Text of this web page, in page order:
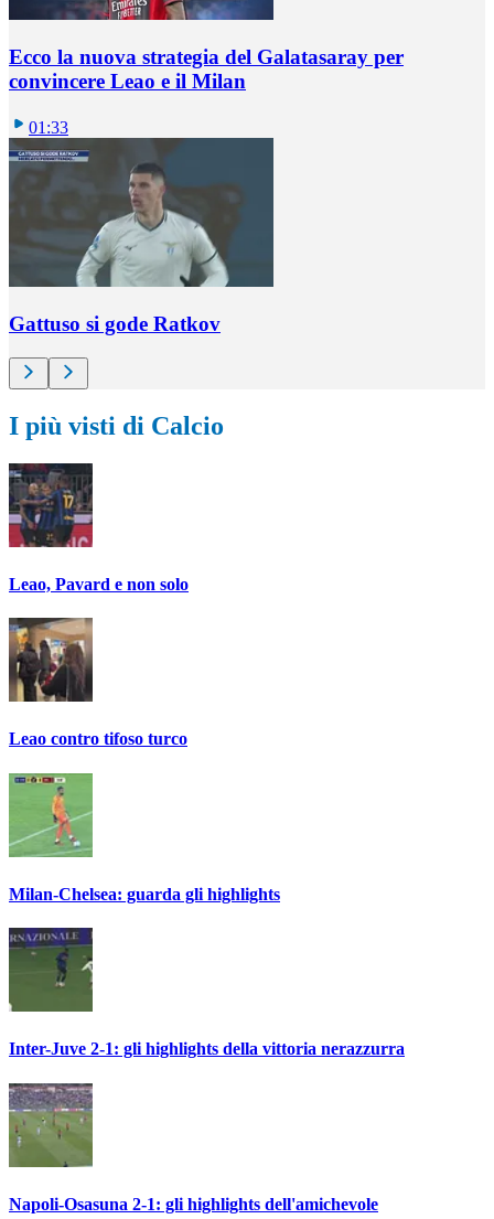
Ecco la nuova strategia del Galatasaray per
convincere Leao e il Milan
01:33
Gattuso si gode Ratkov
I più visti di Calcio
Leao, Pavard e non solo
Leao contro tifoso turco
Milan-Chelsea: guarda gli highlights
Inter-Juve 2-1: gli highlights della vittoria nerazzurra
Napoli-Osasuna 2-1: gli highlights dell'amichevole